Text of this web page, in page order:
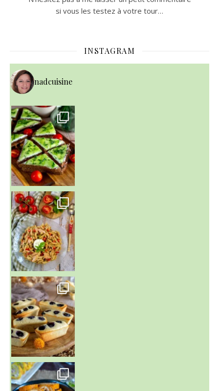
si vous les testez à votre tour…
INSTAGRAM
nadcuisine
~ SALADE DE PÂTES AUX DEUX TOMATES THON ET BURRA
~ FINANCIERS MYRTILLES ET CITRON ~
Aujourd'hu